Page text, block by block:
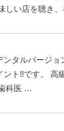
しい店を聴き
ンタルバージ
ト!!です。 高
科医 …